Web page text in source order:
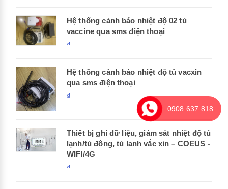
Hệ thống cảnh báo nhiệt độ 02 tủ
vaccine qua sms điện thoại
₫
Hệ thống cảnh báo nhiệt độ tủ vacxin
qua sms điện thoại
₫
Thiết bị ghi dữ liệu, giám sát nhiệt độ tủ
lạnh/tủ đông, tủ lanh vắc xin – COEUS -
WIFI/4G
₫
0908 637 818